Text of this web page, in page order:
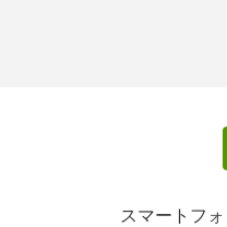
スマートフ